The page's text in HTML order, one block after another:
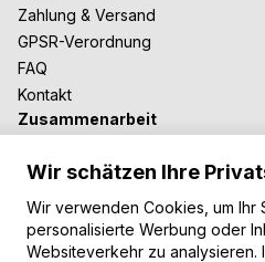
Zahlung & Versand
GPSR-Verordnung
FAQ
Kontakt
Zusammenarbeit
B2B-Zusammenarbeit
Unsere Teppiche
Moderne Teppiche
Wir schätzen Ihre
Wir verwenden Cookies, um Ihr
personalisierte Werbung oder
Websiteverkehr zu analysieren.